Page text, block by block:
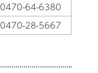
0470-64-6380
0470-28-5667